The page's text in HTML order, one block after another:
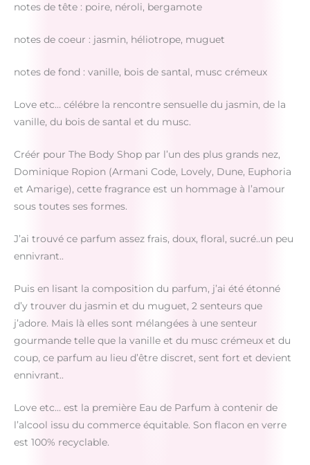
notes de tête : poire, néroli, bergamote
notes de coeur : jasmin, héliotrope, muguet
notes de fond : vanille, bois de santal, musc crémeux
Love etc… célébre la rencontre sensuelle du jasmin, de la
vanille, du bois de santal et du musc.
Créér pour The Body Shop par l’un des plus grands nez,
Dominique Ropion (Armani Code, Lovely, Dune, Euphoria
et Amarige), cette fragrance est un hommage à l’amour
sous toutes ses formes.
J’ai trouvé ce parfum assez frais, doux, floral, sucré..un peu
ennivrant..
Puis en lisant la composition du parfum, j’ai été étonné
d’y trouver du jasmin et du muguet, 2 senteurs que
j’adore. Mais là elles sont mélangées à une senteur
gourmande telle que la vanille et du musc crémeux et du
coup, ce parfum au lieu d’être discret, sent fort et devient
ennivrant..
Love etc… est la première Eau de Parfum à contenir de
l’alcool issu du commerce équitable. Son flacon en verre
est 100% recyclable.